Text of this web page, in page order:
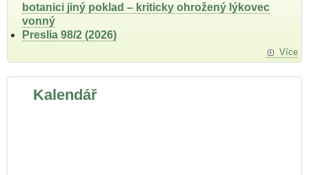
botanici jiný poklad – kriticky ohrožený lýkovec
vonný
Preslia 98/2 (2026)
Více
Kalendář